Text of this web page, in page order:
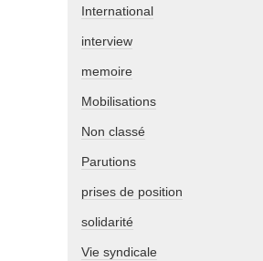
International
interview
memoire
Mobilisations
Non classé
Parutions
prises de position
solidarité
Vie syndicale